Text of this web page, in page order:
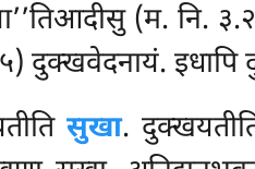
(म. नि.
दुक्खवेदनायं.
सुखा.